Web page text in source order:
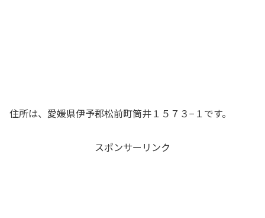
住所は、愛媛県伊予郡松前町筒井１５７３−１です。
スポンサーリンク